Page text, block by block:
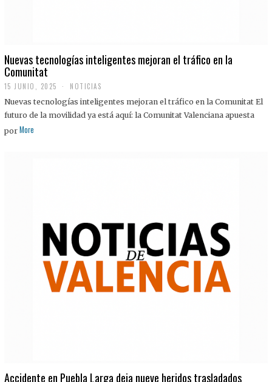
Nuevas tecnologías inteligentes mejoran el tráfico en la
Comunitat
15 JUNIO, 2025 NOTICIAS
Nuevas tecnologías inteligentes mejoran el tráfico en la Comunitat El
futuro de la movilidad ya está aquí: la Comunitat Valenciana apuesta
por More
Accidente en Puebla Larga deja nueve heridos trasladados